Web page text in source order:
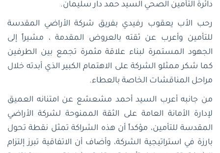
دائرة التأمين الصحي السيد حمد دار سليمان.
رحب الأب يعقوب رفيدي بفريق شركة الأراضي المقدسة
للتأمين وأعرب عن ثقته بالعروض المقدمة ، مشيراً إلى
الجهود المستمرة لبناء علاقة مثمرة تجمع بين الطرفين
كما شكر ممثلو الشركة على الاهتمام الكبير الذي أبدته خلال
مراحل المناقشات الخاصة بالعطاء.
من جانبه أعرب السيد أحمد مشعشع عن امتنانه العميق
لإدارة الأمانة العامة على الثقة الممنوحة لشركة الأراضي
المقدسة للتأمين، مؤكداً أن هذه الشراكة تمثل نقطة تحول
بارزة في استراتيجية الشركة، وأضاف أن الاتفاقية تبرز إلتزام